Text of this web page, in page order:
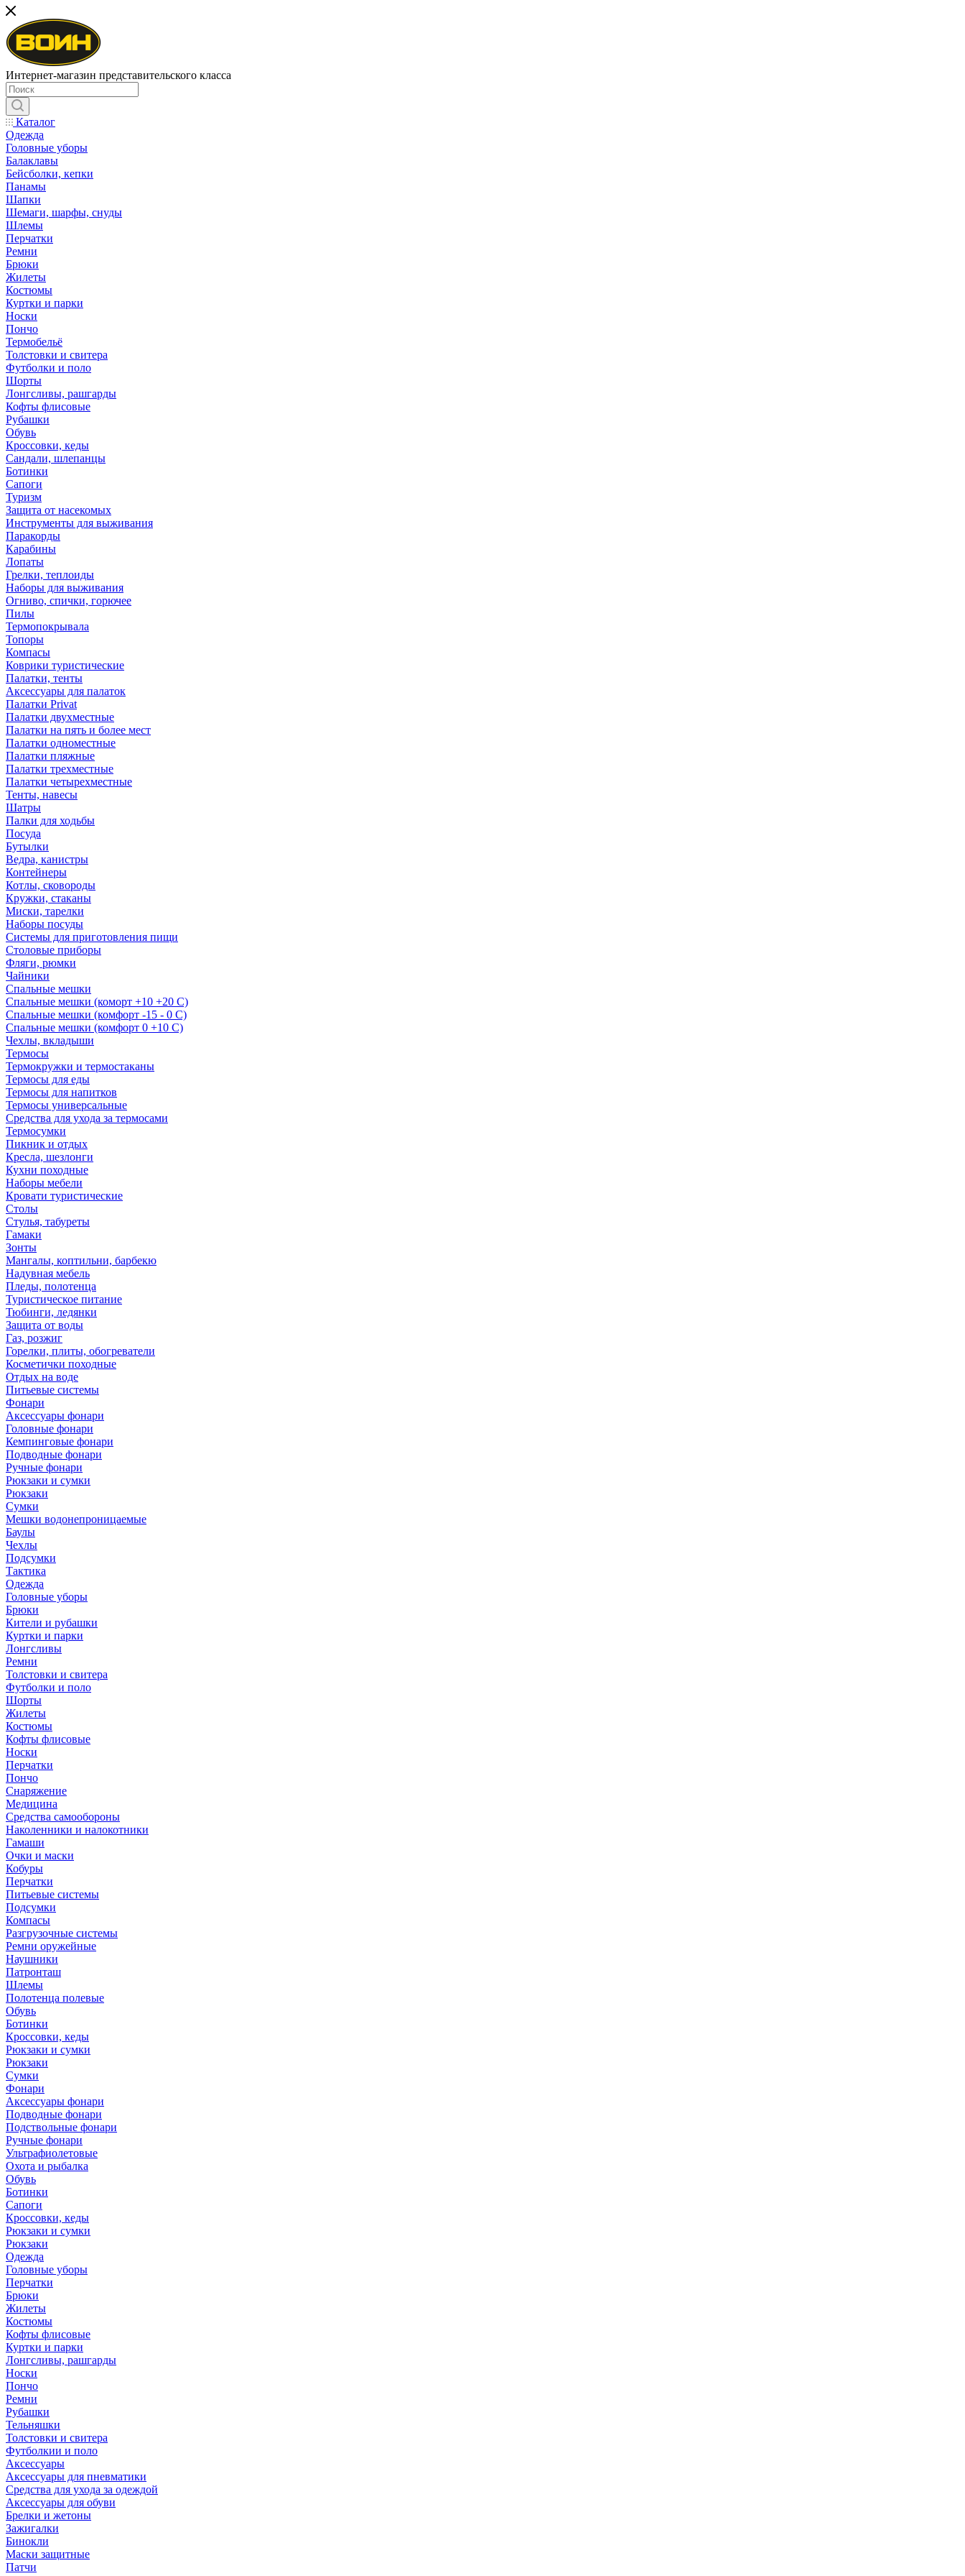
Интернет-магазин представительского класса
Каталог
Одежда
Головные уборы
Балаклавы
Бейсболки, кепки
Панамы
Шапки
Шемаги, шарфы, снуды
Шлемы
Перчатки
Ремни
Брюки
Жилеты
Костюмы
Куртки и парки
Носки
Пончо
Термобельё
Толстовки и свитера
Футболки и поло
Шорты
Лонгсливы, рашгарды
Кофты флисовые
Рубашки
Обувь
Кроссовки, кеды
Сандали, шлепанцы
Ботинки
Сапоги
Туризм
Защита от насекомых
Инструменты для выживания
Паракорды
Карабины
Лопаты
Грелки, теплоиды
Наборы для выживания
Огниво, спички, горючее
Пилы
Термопокрывала
Топоры
Компасы
Коврики туристические
Палатки, тенты
Аксессуары для палаток
Палатки Privat
Палатки двухместные
Палатки на пять и более мест
Палатки одноместные
Палатки пляжные
Палатки трехместные
Палатки четырехместные
Тенты, навесы
Шатры
Палки для ходьбы
Посуда
Бутылки
Ведра, канистры
Контейнеры
Котлы, сковороды
Кружки, стаканы
Миски, тарелки
Наборы посуды
Системы для приготовления пищи
Столовые приборы
Фляги, рюмки
Чайники
Спальные мешки
Спальные мешки (коморт +10 +20 С)
Спальные мешки (комфорт -15 - 0 С)
Спальные мешки (комфорт 0 +10 С)
Чехлы, вкладыши
Термосы
Термокружки и термостаканы
Термосы для еды
Термосы для напитков
Термосы универсальные
Средства для ухода за термосами
Термосумки
Пикник и отдых
Кресла, шезлонги
Кухни походные
Наборы мебели
Кровати туристические
Столы
Стулья, табуреты
Гамаки
Зонты
Мангалы, коптильни, барбекю
Надувная мебель
Пледы, полотенца
Туристическое питание
Тюбинги, ледянки
Защита от воды
Газ, розжиг
Горелки, плиты, обогреватели
Косметички походные
Отдых на воде
Питьевые системы
Фонари
Аксессуары фонари
Головные фонари
Кемпинговые фонари
Подводные фонари
Ручные фонари
Рюкзаки и сумки
Рюкзаки
Сумки
Мешки водонепроницаемые
Баулы
Чехлы
Подсумки
Тактика
Одежда
Головные уборы
Брюки
Кители и рубашки
Куртки и парки
Лонгсливы
Ремни
Толстовки и свитера
Футболки и поло
Шорты
Жилеты
Костюмы
Кофты флисовые
Носки
Перчатки
Пончо
Снаряжение
Медицина
Средства самообороны
Наколенники и налокотники
Гамаши
Очки и маски
Кобуры
Перчатки
Питьевые системы
Подсумки
Компасы
Разгрузочные системы
Ремни оружейные
Наушники
Патронташ
Шлемы
Полотенца полевые
Обувь
Ботинки
Кроссовки, кеды
Рюкзаки и сумки
Рюкзаки
Сумки
Фонари
Аксессуары фонари
Подводные фонари
Подствольные фонари
Ручные фонари
Ультрафиолетовые
Охота и рыбалка
Обувь
Ботинки
Сапоги
Кроссовки, кеды
Рюкзаки и сумки
Рюкзаки
Одежда
Головные уборы
Перчатки
Брюки
Жилеты
Костюмы
Кофты флисовые
Куртки и парки
Лонгсливы, рашгарды
Носки
Пончо
Ремни
Рубашки
Тельняшки
Толстовки и свитера
Футболкии и поло
Аксессуары
Аксессуары для пневматики
Средства для ухода за одеждой
Аксессуары для обуви
Брелки и жетоны
Зажигалки
Бинокли
Маски защитные
Патчи